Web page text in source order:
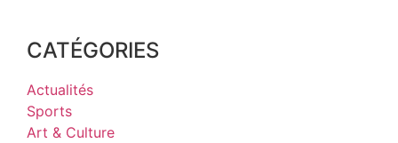
CATÉGORIES
Actualités
Sports
Art & Culture